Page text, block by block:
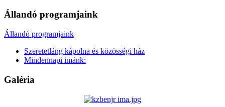
Állandó programjaink
Állandó programjaink
Szeretetláng kápolna és közösségi ház
Mindennapi imánk:
Galéria